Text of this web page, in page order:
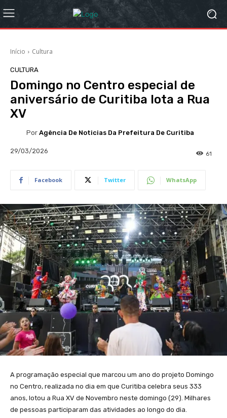
Início Cultura
CULTURA
Domingo no Centro especial de
aniversário de Curitiba lota a Rua
XV
Por Agência De Noticias Da Prefeitura De Curitiba
29/03/2026 61
Facebook Twitter WhatsApp
A programação especial que marcou um ano do projeto Domingo
no Centro, realizada no dia em que Curitiba celebra seus 333
anos, lotou a Rua XV de Novembro neste domingo (29). Milhares
de pessoas participaram das atividades ao longo do dia.